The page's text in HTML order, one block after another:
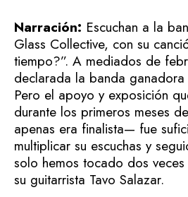
Narración: Escuchan a la
Glass Collective, con su
tiempo?”. A mediados de
declarada la banda
Pero el apoyo y exposición
durante los primeros meses
apenas era finalista— fue
multiplicar su escuchas y
solo hemos tocado dos
su guitarrista Tavo Salazar.